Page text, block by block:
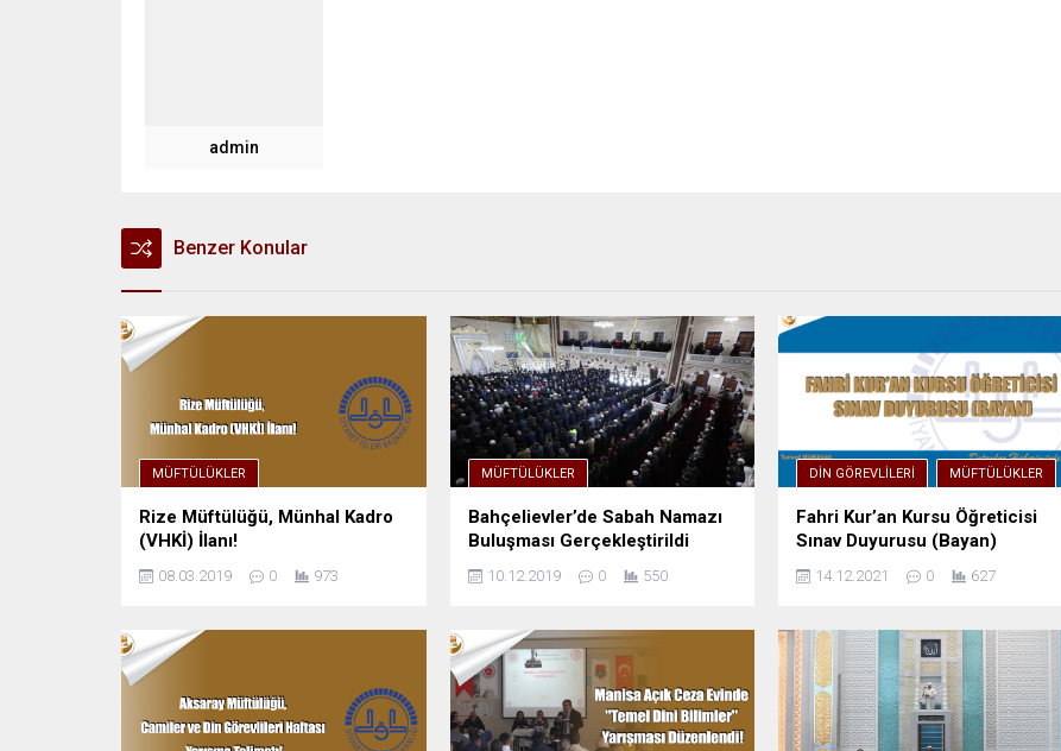
admin
Benzer Konular
MÜFTÜLÜKLER
Rize Müftülüğü, Münhal Kadro
(VHKİ) İlanı!
08.03.2019 0 973
MÜFTÜLÜKLER
Bahçelievler’de Sabah Namazı
Buluşması Gerçekleştirildi
10.12.2019 0 550
DIN GÖREVLILERI MÜFTÜLÜKLER
Fahri Kur’an Kursu Öğreticisi
Sınav Duyurusu (Bayan)
14.12.2021 0 627